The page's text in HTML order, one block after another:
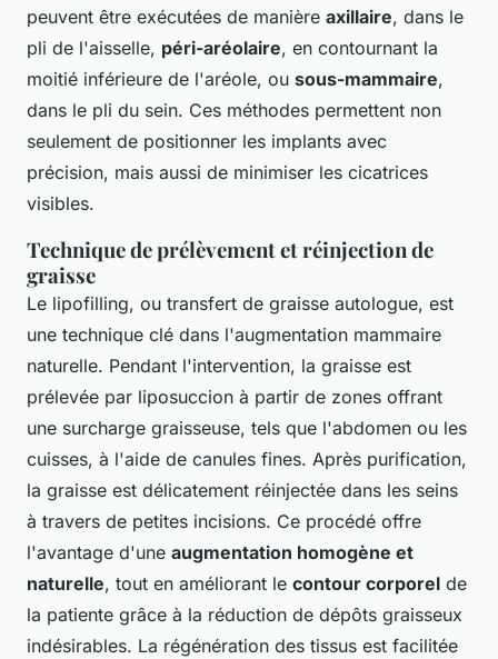
peuvent être exécutées de manière axillaire, dans le
pli de l'aisselle, péri-aréolaire, en contournant la
moitié inférieure de l'aréole, ou sous-mammaire,
dans le pli du sein. Ces méthodes permettent non
seulement de positionner les implants avec
précision, mais aussi de minimiser les cicatrices
visibles.
Technique de prélèvement et réinjection de
graisse
Le lipofilling, ou transfert de graisse autologue, est
une technique clé dans l'augmentation mammaire
naturelle. Pendant l'intervention, la graisse est
prélevée par liposuccion à partir de zones offrant
une surcharge graisseuse, tels que l'abdomen ou les
cuisses, à l'aide de canules fines. Après purification,
la graisse est délicatement réinjectée dans les seins
à travers de petites incisions. Ce procédé offre
l'avantage d'une augmentation homogène et
naturelle, tout en améliorant le contour corporel de
la patiente grâce à la réduction de dépôts graisseux
indésirables. La régénération des tissus est facilitée